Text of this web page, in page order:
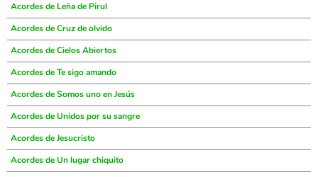
Acordes de Leña de Pirul
Acordes de Cruz de olvido
Acordes de Cielos Abiertos
Acordes de Te sigo amando
Acordes de Somos uno en Jesús
Acordes de Unidos por su sangre
Acordes de Jesucristo
Acordes de Un lugar chiquito